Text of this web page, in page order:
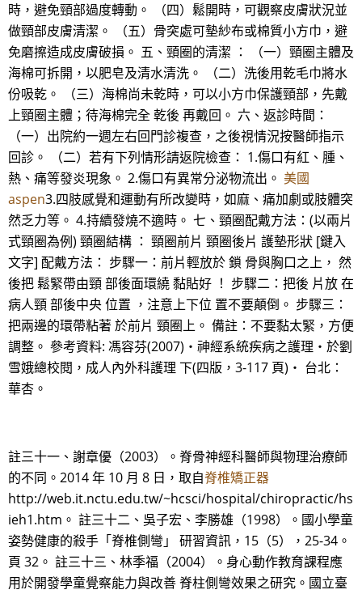
時，避免頸部過度轉動。 （四）鬆開時，可觀察皮膚狀況並
做頸部皮膚清潔。 （五）骨突處可墊紗布或棉質小方巾，避
免磨擦造成皮膚破損。 五、頸圈的清潔 ： （一）頸圈主體及
海棉可拆開，以肥皂及清水清洗。 （二）洗後用乾毛巾將水
份吸乾。 （三）海棉尚未乾時，可以小方巾保護頸部，先戴
上頸圈主體；待海棉完全 乾後 再戴回。 六、返診時間：
（一）出院約一週左右回門診複查，之後視情況按醫師指示
回診。 （二）若有下列情形請返院檢查： 1.傷口有紅、腫、
熱、痛等發炎現象。 2.傷口有異常分泌物流出。 美國
aspen3.四肢感覺和運動有所改變時，如麻、痛加劇或肢體突
然乏力等。 4.持續發燒不適時。 七、頸圈配戴方法：(以兩片
式頸圈為例) 頸圈結構 ： 頸圈前片 頸圈後片 護墊形狀 [鍵入
文字] 配戴方法： 步驟一：前片輕放於 鎖 骨與胸口之上， 然
後把 鬆緊帶由頸 部後面環繞 黏貼好 ！ 步驟二：把後 片放 在
病人頸 部後中央 位置 ，注意上下位 置不要顛倒。 步驟三：
把兩邊的環帶粘著 於前片 頸圈上。 備註：不要黏太緊，方便
調整。 參考資料: 馮容芬(2007)‧神經系統疾病之護理‧於劉
雪娥總校閱，成人內外科護理 下(四版，3-117 頁)‧ 台北：
華杏。
註三十一、謝章優（2003）。脊骨神經科醫師與物理治療師
的不同。2014 年 10 月 8 日，取自脊椎矯正器
http://web.it.nctu.edu.tw/~hcsci/hospital/chiropractic/hs
ieh1.htm。 註三十二、吳子宏、李勝雄（1998）。國小學童
姿勢健康的殺手「脊椎側彎」 研習資訊，15（5），25-34。
頁 32。 註三十三、林季福（2004）。身心動作教育課程應
用於開發學童覺察能力與改善 脊柱側彎效果之研究。國立臺